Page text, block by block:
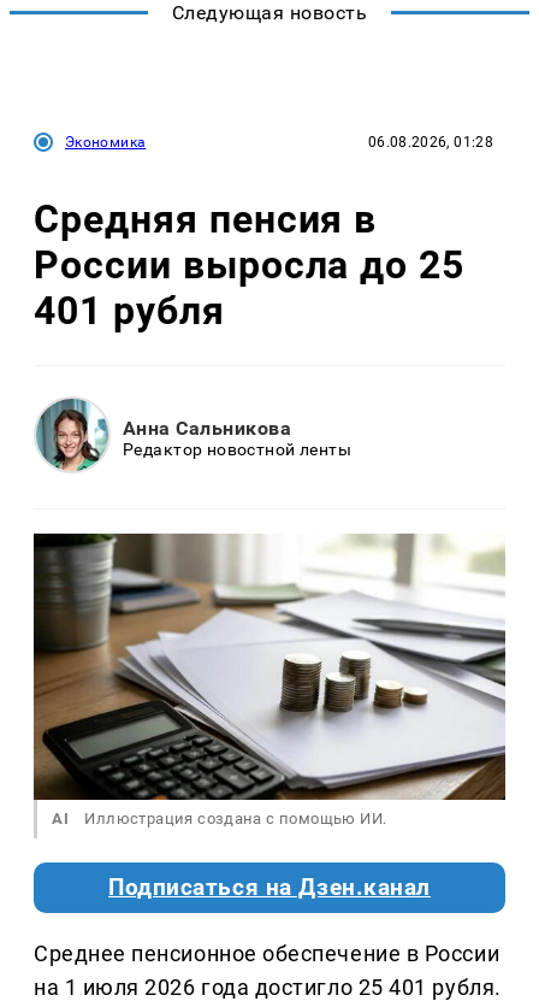
Следующая новость
Экономика 06.08.2026, 01:28
Средняя пенсия в
России выросла до 25
401 рубля
Анна Сальникова
Редактор новостной ленты
AI Иллюстрация создана с помощью ИИ.
Подписаться на Дзен.канал
Среднее пенсионное обеспечение в России
на 1 июля 2026 года достигло 25 401 рубля.